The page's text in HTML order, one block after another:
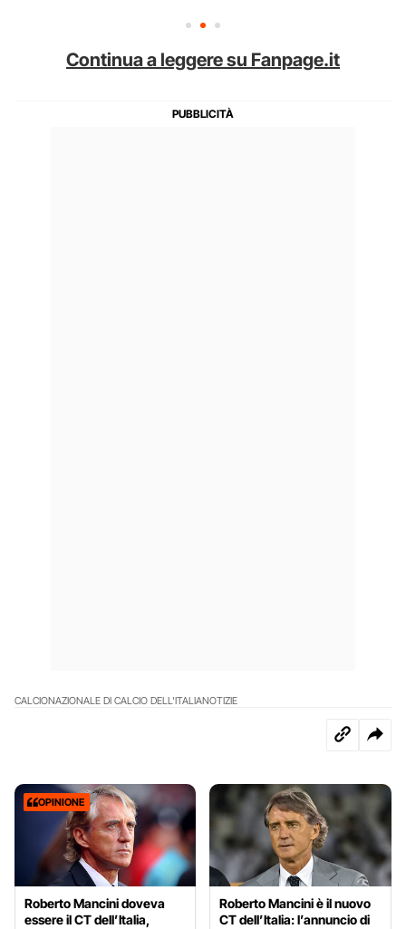
Continua a leggere su Fanpage.it
CALCIONAZIONALE DI CALCIO DELL'ITALIANOTIZIE
OPINIONE
Roberto Mancini doveva
essere il CT dell’Italia,
Roberto Mancini è il nuovo
CT dell’Italia: l’annuncio di